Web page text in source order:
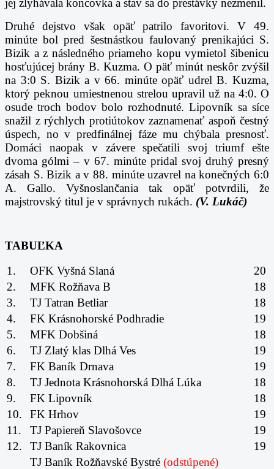
Druhé dejstvo však opäť patrilo favoritovi. V 49.
minúte bol pred šestnástkou faulovaný prenikajúci S.
Bizik a z následného priameho kopu vymietol šibenicu
hosťujúcej brány B. Kuzma. O päť minút neskôr zvýšil
na 3:0 S. Bizik a v 66. minúte opäť udrel B. Kuzma,
ktorý peknou umiestnenou strelou upravil už na 4:0. O
osude troch bodov bolo rozhodnuté. Lipovník sa síce
snažil z rýchlych protiútokov zaznamenať aspoň čestný
úspech, no v predfinálnej fáze mu chýbala presnosť.
Domáci naopak v závere spečatili svoj triumf ešte
dvoma gólmi – v 67. minúte pridal svoj druhý presný
zásah S. Bizik a v 88. minúte uzavrel na konečných 6:0
A. Gallo. Vyšnoslančania tak opäť potvrdili, že
majstrovský titul je v správnych rukách. (V. Lukáč)
TABUĽKA
1.
OFK Vyšná Slaná
20
2.
MFK Rožňava B
18
3.
TJ Tatran Betliar
18
4.
FK Krásnohorské Podhradie
19
5.
MFK Dobšiná
18
6.
TJ Zlatý klas Dlhá Ves
19
7.
FK Baník Drnava
19
8.
TJ Jednota Krásnohorská Dlhá Lúka
18
9.
FK Lipovník
18
10.
FK Hrhov
19
11.
TJ Papiereň Slavošovce
19
12.
TJ Baník Rakovnica
19
TJ Baník Rožňavské Bystré (odstúpené)